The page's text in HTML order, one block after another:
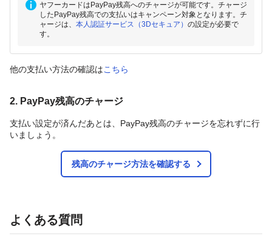
ヤフーカードはPayPay残高へのチャージが可能です。チャージ
したPayPay残高での支払いはキャンペーン対象となります。チ
ャージは、 本人認証サービス（3Dセキュア） の設定が必要で
す。
他の支払い方法の確認はこちら
2. PayPay残高のチャージ
支払い設定が済んだあとは、PayPay残高のチャージを忘れずに行
いましょう。
残高のチャージ方法を確認する
よくある質問